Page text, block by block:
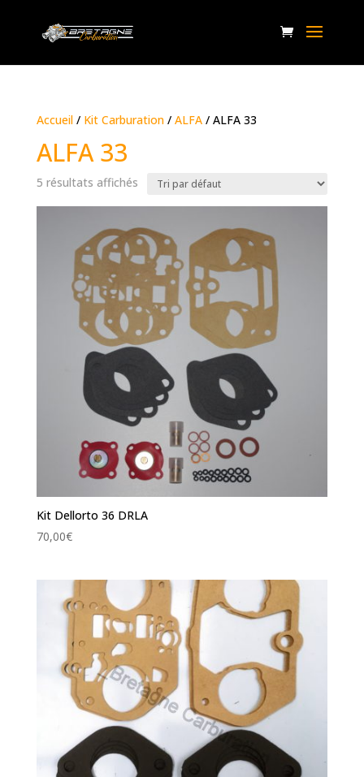
Accueil/ Kit Carburation/ ALFA/ ALFA 33
ALFA 33
5 résultats affichés
Kit Dellorto 36 DRLA
70,00€